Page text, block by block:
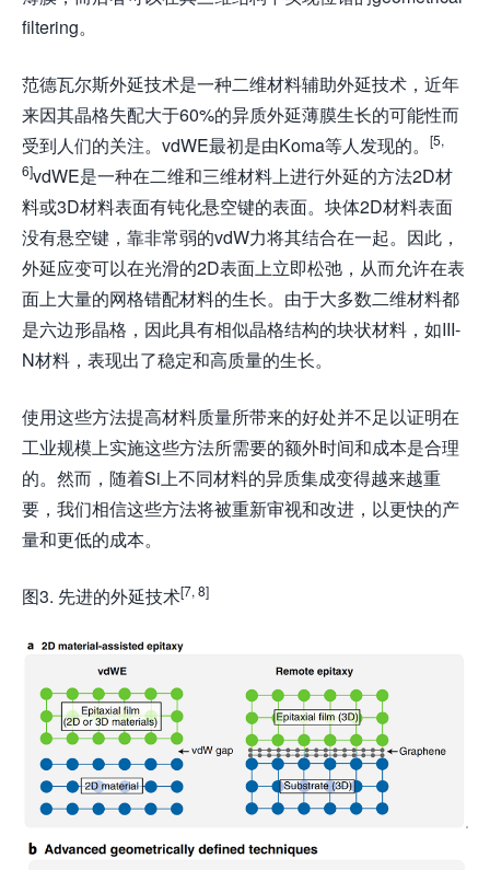
filtering。
范德瓦尔斯外延技术是一种二维材料辅助外延技术，近年
来因其晶格失配大于60%的异质外延薄膜生长的可能性而
受到人们的关注。vdWE最初是由Koma等人发现的。
[5,
6]vdWE是一种在二维和三维材料上进行外延的方法2D材
料或3D材料表面有钝化悬空键的表面。块体2D材料表面
没有悬空键，靠非常弱的vdW力将其结合在一起。因此，
外延应变可以在光滑的2D表面上立即松弛，从而允许在表
面上大量的网格错配材料的生长。由于大多数二维材料都
是六边形晶格，因此具有相似晶格结构的块状材料，如III-
N材料，表现出了稳定和高质量的生长。
使用这些方法提高材料质量所带来的好处并不足以证明在
工业规模上实施这些方法所需要的额外时间和成本是合理
的。然而，随着Si上不同材料的异质集成变得越来越重
要，我们相信这些方法将被重新审视和改进，以更快的产
量和更低的成本。
图3. 先进的外延技术[7, 8]